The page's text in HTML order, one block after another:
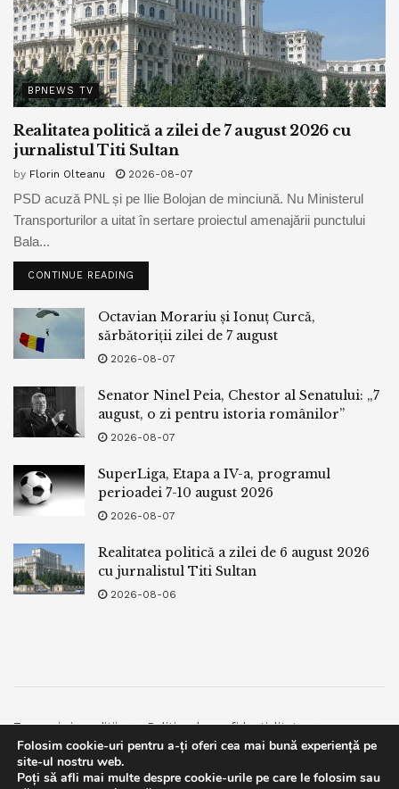
BPNEWS TV
Realitatea politică a zilei de 7 august 2026 cu
jurnalistul Titi Sultan
by Florin Olteanu 2026-08-07
PSD acuză PNL și pe Ilie Bolojan de minciună. Nu Ministerul
Transporturilor a uitat în sertare proiectul amenajării punctului
Bala...
CONTINUE READING
Octavian Morariu și Ionuț Curcă,
sărbătoriții zilei de 7 august
2026-08-07
Senator Ninel Peia, Chestor al Senatului: „7
august, o zi pentru istoria românilor”
2026-08-07
SuperLiga, Etapa a IV-a, programul
perioadei 7-10 august 2026
2026-08-07
Realitatea politică a zilei de 6 august 2026
cu jurnalistul Titi Sultan
2026-08-06
Termeni si conditii
Politica de confidentialitate
Facebook
Contact
© 2019bpnews- Business & Politics Newsbpnews.
Folosim cookie-uri pentru a-ți oferi cea mai bună experiență pe
site-ul nostru web.
Poți să afli mai multe despre cookie-urile pe care le folosim sau